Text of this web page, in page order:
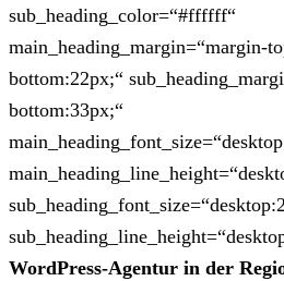
sub_heading_color=“#ffffff“
main_heading_margin=“margin-
bottom:22px;“
bottom:33px;“
WordPress-Agentur in der